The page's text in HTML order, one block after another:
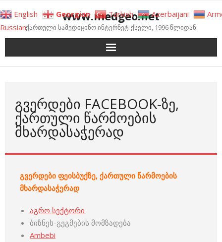
to
content
www.medgeo.net
ქართული სამედიცინო ინტერნეტ-ქსელი, 1996 წლიდან
ᲒᲕᲔᲠᲓᲔᲑᲘ FACEBOOK-ᲖᲔ,
ᲥᲐᲠᲗᲣᲚᲘ ᲬᲐᲠᲛᲝᲔᲑᲘᲡ
ᲛᲮᲐᲠᲓᲐᲡᲐᲭᲔᲠᲐᲓ
გვერდები ფეისბუქზე, ქართული წარმოების
მხარდასაჭერად
აგრო სექტორი
ბიზნეს-გეგმების მომზადება
Ambebi
English Georgian Turkish Azerbaijani
Russian